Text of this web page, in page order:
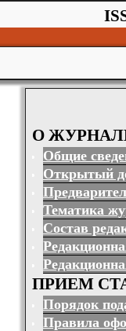
О
Общие
Открытый
Тематика
Состав
ПРИЕМ
Порядок
Правила